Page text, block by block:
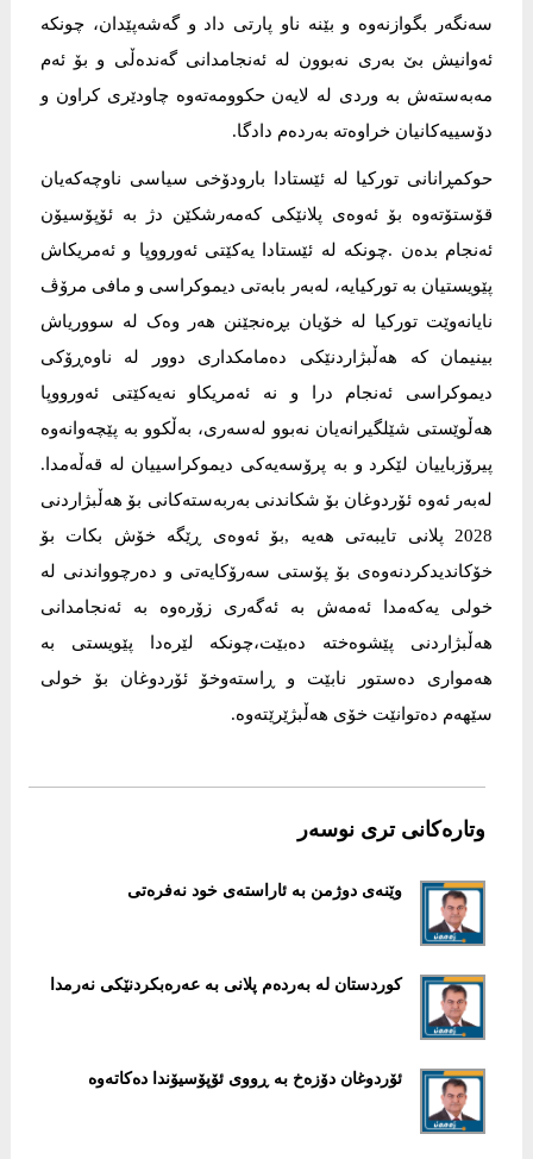
سەنگەر بگوازنەوە و بێنە ناو پارتی داد و گەشەپێدان، چونکە
ئەوانیش بێ بەری نەبوون لە ئەنجامدانی گەندەڵی و بۆ ئەم
مەبەستەش بە وردی لە لایەن حکوومەتەوە چاودێری کراون و
دۆسییەکانیان خراوەتە بەردەم دادگا.
حوکمڕانانی تورکیا لە ئێستادا بارودۆخی سیاسی ناوچەکەیان
قۆستۆتەوە بۆ ئەوەی پلانێکی کەمەرشکێن دژ بە ئۆپۆسیۆن
ئەنجام بدەن .چونکە لە ئێستادا یەکێتی ئەورووپا و ئەمریکاش
پێویستیان بە تورکیایە، لەبەر بابەتی دیموکراسی و مافی مرۆڤ
نایانەوێت تورکیا لە خۆیان بڕەنجێنن هەر وەک لە سووریاش
بینیمان کە هەڵبژاردنێکی دەمامکداری دوور لە ناوەڕۆکی
دیموکراسی ئەنجام درا و نە ئەمریکاو نەیەکێتی ئەورووپا
هەڵوێستی شێلگیرانەیان نەبوو لەسەری، بەڵکوو بە پێچەوانەوە
پیرۆزباییان لێکرد و بە پرۆسەیەکی دیموکراسییان لە قەڵەمدا.
لەبەر ئەوە ئۆردوغان بۆ شکاندنی بەربەستەکانی بۆ هەڵبژاردنی
2028 پلانی تایبەتی هەیە ,بۆ ئەوەی ڕێگە خۆش بکات بۆ
خۆکاندیدکردنەوەی بۆ پۆستی سەرۆکایەتی و دەرچوواندنی لە
خولی یەکەمدا ئەمەش بە ئەگەری زۆرەوە بە ئەنجامدانی
هەڵبژاردنی پێشوەختە دەبێت،چونکە لێرەدا پێویستی بە
هەمواری دەستور نابێت و ڕاستەوخۆ ئۆردوغان بۆ خولی
سێهەم دەتوانێت خۆی هەڵبژێرێتەوە.
وتارەکانی تری نوسەر
وێنەی دوژمن بە ئاراستەی خود نەفرەتی
کوردستان لە بەردەم پلانی بە عەرەبکردنێکی نەرمدا
ئۆردوغان دۆزەخ بە ڕووی ئۆپۆسیۆندا دەکاتەوە